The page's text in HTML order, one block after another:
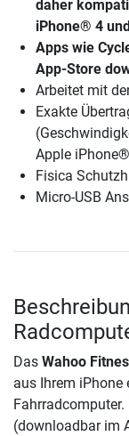
daher
iPhone® 4
Apps wie
App-Store
Arbeitet mit
Exakte
Apple iPhone®
Fisica
Micro-USB
Das Wahoo
aus Ihrem iPhone
(downloadbar im